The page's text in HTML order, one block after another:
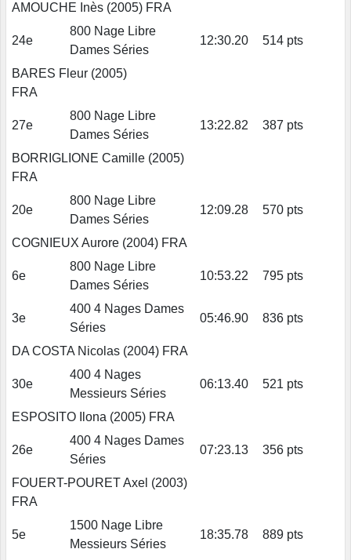
AMOUCHE Inès (2005) FRA
24e
800 Nage Libre
Dames Séries
12:30.20 514 pts
BARES Fleur (2005)
FRA
27e
800 Nage Libre
Dames Séries
13:22.82 387 pts
BORRIGLIONE Camille (2005)
FRA
20e
800 Nage Libre
Dames Séries
12:09.28 570 pts
COGNIEUX Aurore (2004) FRA
6e
800 Nage Libre
Dames Séries
10:53.22 795 pts
3e
400 4 Nages Dames
Séries
05:46.90 836 pts
DA COSTA Nicolas (2004) FRA
30e
400 4 Nages
Messieurs Séries
06:13.40 521 pts
ESPOSITO Ilona (2005) FRA
26e
400 4 Nages Dames
Séries
07:23.13 356 pts
FOUERT-POURET Axel (2003)
FRA
5e
1500 Nage Libre
Messieurs Séries
18:35.78 889 pts